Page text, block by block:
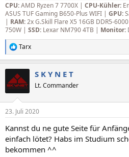
CPU:AMD Ryzen 7 7700X | CPU-Kühler:
ASUS TUF Gaming B650-Plus WIFI | GPU:
| RAM:2x G.Skill Flare X5 16GB DDR5-
750W | SSD: Lexar NM790 4TB | Monitor:
R
e
t
i
e
:
Tarx
S K Y N E T
Lt. Commander
23. Juli 2020
Kannst du ne gute Seite für
einfach lötet? Habs im Studium
bekommen ^^